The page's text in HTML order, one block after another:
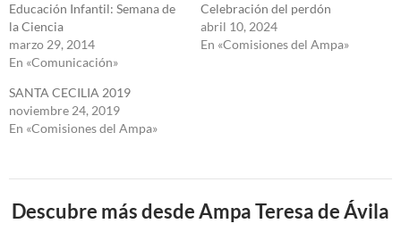
Educación Infantil: Semana de
la Ciencia
marzo 29, 2014
En «Comunicación»
Celebración del perdón
abril 10, 2024
En «Comisiones del Ampa»
SANTA CECILIA 2019
noviembre 24, 2019
En «Comisiones del Ampa»
Descubre más desde Ampa Teresa de Ávila